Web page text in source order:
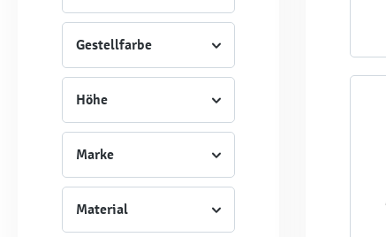
Gestellfarbe
Höhe
Marke
Material